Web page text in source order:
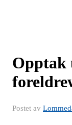
Opptak
Postet av